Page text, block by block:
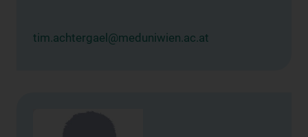
tim.achtergael@meduniwien.ac.at